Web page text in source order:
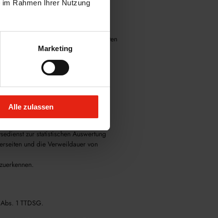
Rahmen Ihrer Nutzung
Marketing
Alle zulassen
Abs. 1 TTDSG.
die USA, zu übermitteln. Die
Kommission. Die beteiligten
bestimmt. Weitere Hinweise
manager/use-policy/.
zur statistischen Auswertung
und die Verweildauer von
1 TTDSG.